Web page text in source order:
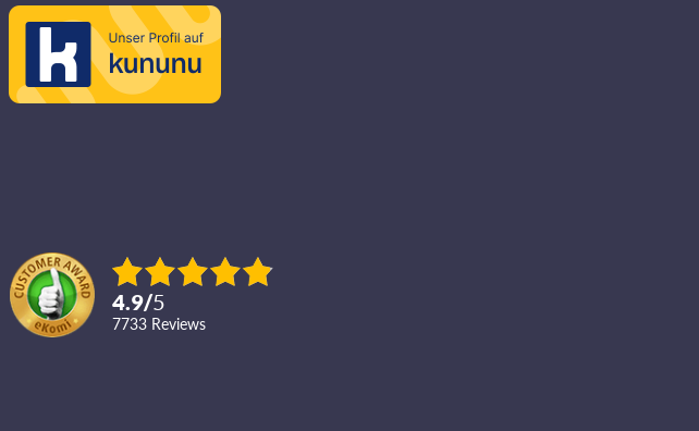
4.9/5
7733 reviews